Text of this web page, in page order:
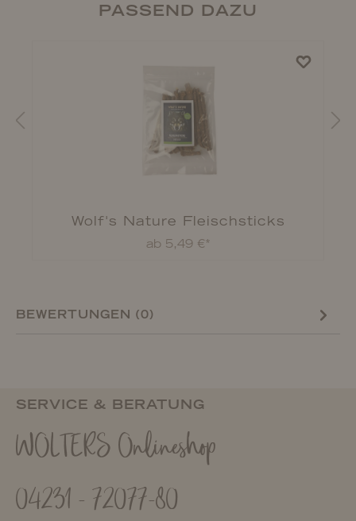
PASSEND DAZU
Wolf's Nature Fleischsticks
ab 5,49 €*
BEWERTUNGEN (0)
SERVICE & BERATUNG
WOLTERS Onlineshop
04231 - 72077-80